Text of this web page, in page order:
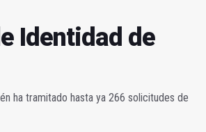
Identidad de
ha tramitado hasta ya 266 solicitudes de